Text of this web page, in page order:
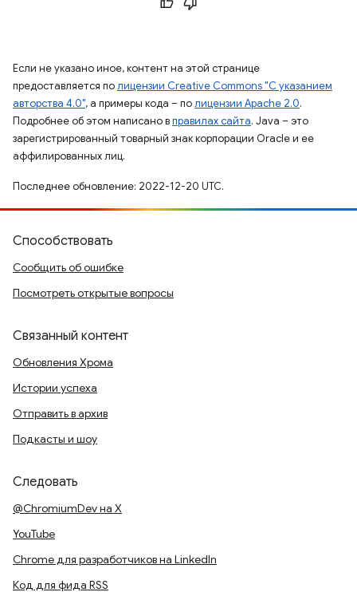
Если не указано иное, контент на этой странице
предоставляется полицензии Creative Commons "С указанием
авторства 4.0", а примеры кода – полицензии Apache 2.0.
Подробнее об этом написано вправилах сайта. Java – это
зарегистрированный товарный знак корпорации Oracle и ее
аффилированных лиц.
Последнее обновление: 2022-12-20 UTC.
Способствовать
Сообщить об ошибке
Посмотреть открытые вопросы
Связанный контент
Обновления Хрома
Истории успеха
Отправить в архив
Подкасты и шоу
Следовать
@ChromiumDev на X
YouTube
Chrome для разработчиков на LinkedIn
Код для фида RSS